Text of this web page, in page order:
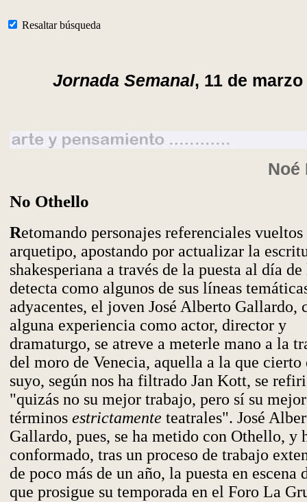
Resaltar búsqueda
Jornada Semanal, 11 de
Noé
No Othello
Retomando personajes referenciales vueltos
arquetipo, apostando por actualizar la
shakesperiana a través de la puesta al día
detecta como algunos de sus líneas
adyacentes, el joven José Alberto Gallardo,
alguna experiencia como actor, director y
dramaturgo, se atreve a meterle mano a la
del moro de Venecia, aquella a la que cierto
suyo, según nos ha filtrado Jan Kott, se
"quizás no su mejor trabajo, pero sí su
términos estrictamente teatrales". José
Gallardo, pues, se ha metido con Othello, y
conformado, tras un proceso de trabajo
de poco más de un año, la puesta en escena
que prosigue su temporada en el Foro La